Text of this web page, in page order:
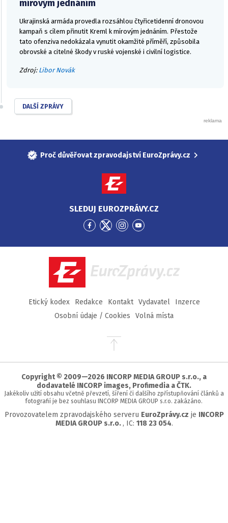
mírovým jednáním
Ukrajinská armáda provedla rozsáhlou čtyřicetidenní dronovou
kampaň s cílem přinutit Kreml k mírovým jednáním. Přestože
tato ofenziva nedokázala vynutit okamžité příměří, způsobila
obrovské a citelné škody v ruské vojenské i civilní logistice.
Zdroj: Libor Novák
DALŠÍ ZPRÁVY
Proč důvěřovat zpravodajství EuroZprávy.cz
SLEDUJ EUROZPRÁVY.CZ
Přejít
Facebook
Přejít
Twitter
Přejít
Instagram
Přejít
YouTube
EuroZprávy.cz
Etický kodex Redakce Kontakt Vydavatel
Inzerce
Osobní údaje / Cookies
Volná místa
Přejít
stránky
Copyright © 2009—2026 INCORP MEDIA GROUP s.r.o., a
dodavatelé INCORP images, Profimedia a ČTK.
Jakékoliv užití obsahu včetně převzetí, šíření či dalšího zpřístupňování článků a
fotografií je bez souhlasu INCORP MEDIA GROUP s.r.o. zakázáno.
Provozovatelem zpravodajského serveru EuroZprávy.cz je INCORP
MEDIA GROUP s.r.o., IC: 118 23 054.